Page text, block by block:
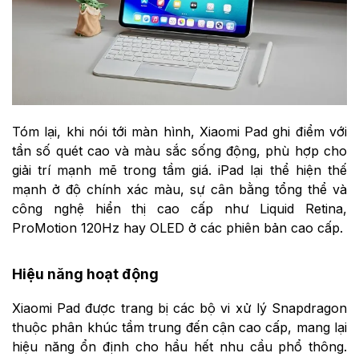
Tóm lại, khi nói tới màn hình, Xiaomi Pad ghi điểm với
tần số quét cao và màu sắc sống động, phù hợp cho
giải trí mạnh mẽ trong tầm giá. iPad lại thể hiện thế
mạnh ở độ chính xác màu, sự cân bằng tổng thể và
công nghệ hiển thị cao cấp như Liquid Retina,
ProMotion 120Hz hay OLED ở các phiên bản cao cấp.
Hiệu năng hoạt động
Xiaomi Pad được trang bị các bộ vi xử lý Snapdragon
thuộc phân khúc tầm trung đến cận cao cấp, mang lại
hiệu năng ổn định cho hầu hết nhu cầu phổ thông.